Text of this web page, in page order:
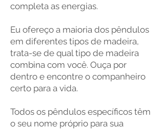
completa as energias.
Eu ofereço a maioria dos pêndulos
em diferentes tipos de madeira,
trata-se de qual tipo de madeira
combina com você. Ouça por
dentro e encontre o companheiro
certo para a vida.
Todos os pêndulos específicos têm
o seu nome próprio para sua